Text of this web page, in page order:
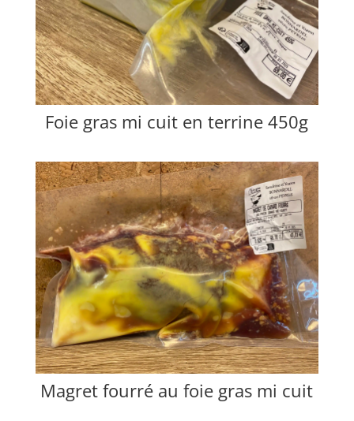
Foie gras mi cuit en terrine 450g
Magret fourré au foie gras mi cuit